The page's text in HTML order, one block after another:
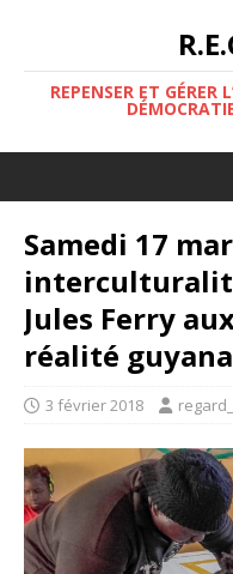
REPENSER ET GÉRER
Samedi 17
Jules Ferry
réalité
3 février 2018